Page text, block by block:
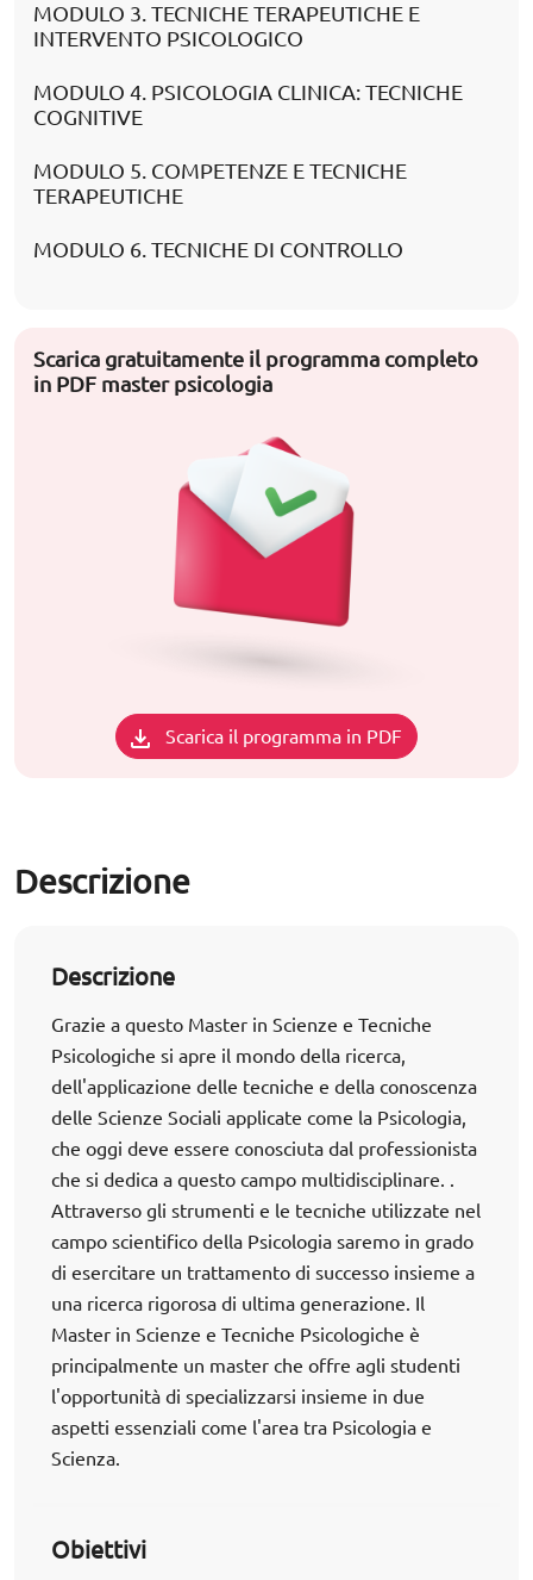
MODULO 3. TECNICHE TERAPEUTICHE E
INTERVENTO PSICOLOGICO
MODULO 4. PSICOLOGIA CLINICA: TECNICHE
COGNITIVE
MODULO 5. COMPETENZE E TECNICHE
TERAPEUTICHE
MODULO 6. TECNICHE DI CONTROLLO
Scarica gratuitamente il programma completo
in PDF master psicologia
Scarica il programma in PDF
Descrizione
Descrizione
Grazie a questo Master in Scienze e Tecniche
Psicologiche si apre il mondo della ricerca,
dell'applicazione delle tecniche e della conoscenza
delle Scienze Sociali applicate come la Psicologia,
che oggi deve essere conosciuta dal professionista
che si dedica a questo campo multidisciplinare. .
Attraverso gli strumenti e le tecniche utilizzate nel
campo scientifico della Psicologia saremo in grado
di esercitare un trattamento di successo insieme a
una ricerca rigorosa di ultima generazione. Il
Master in Scienze e Tecniche Psicologiche è
principalmente un master che offre agli studenti
l'opportunità di specializzarsi insieme in due
aspetti essenziali come l'area tra Psicologia e
Scienza.
Obiettivi